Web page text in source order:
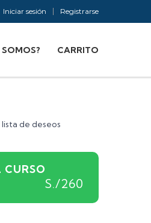
Iniciar sesión Registrarse
SOMOS? CARRITO
lista de deseos
CURSO
S./260